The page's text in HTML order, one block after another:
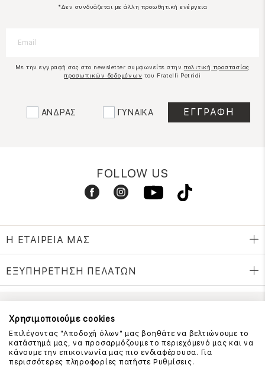
*Δεν συνδυάζεται με άλλη προωθητική ενέργεια
Με την εγγραφή σας στο newsletter συμφωνείτε στην πολιτική προστασίας
προσωπικών δεδομένων του Fratelli Petridi
ΑΝΔΡΑΣ ΓΥΝΑΙΚΑ
FOLLOW US
Η ΕΤΑΙΡΕΙΑ ΜΑΣ
ΕΞΥΠΗΡΕΤΗΣΗ ΠΕΛΑΤΩΝ
ΕΠΙΚΟΙΝΩΝΗΣΤΕ ΜΑΖΙ ΜΑΣ
210 999 4510
(Χρεώση μια αστική μονάδα από σταθερό)
Χρησιμοποιούμε cookies
Επιλέγοντας "Αποδοχή όλων" μας βοηθάτε να βελτιώνουμε το
κατάστημά μας, να προσαρμόζουμε το περιεχόμενό μας και να
κάνουμε την επικοινωνία μας πιο ενδιαφέρουσα. Για
περισσότερες πληροφορίες πατήστε Ρυθμίσεις.